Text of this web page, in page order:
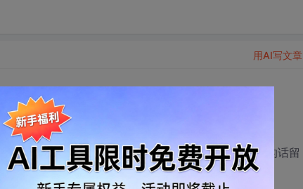
个人去，所以心里不踏实。在深圳工作的朋友方便的话留
子嘛。在这小弟先谢谢留言的朋友了！！
用AI写文章